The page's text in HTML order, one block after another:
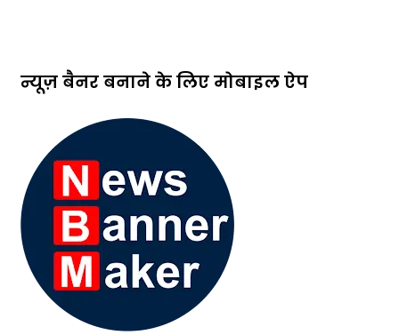
न्यूज़ बैनर बनाने के लिए मोबाइल ऐप